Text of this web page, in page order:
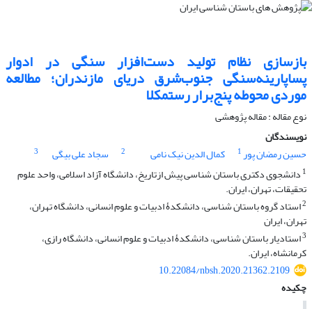
بازسازی نظام تولید دست‌افزار سنگی در ادوار
پساپارینه‌سنگی جنوب‌شرق دریای مازندران؛ مطالعه
موردی محوطه پنج‌برار رستمکلا
نوع مقاله : مقاله پژوهشی
نویسندگان
حسین رمضان پور1 کمال الدین نیک نامی 2 سجاد علی بیگی
3
1 دانشجوی دکتری باستان شناسی پیش ازتاریخ، دانشگاه آزاد اسلامی، واحد علوم
تحقیقات، تهران، ایران.
2استاد گروه باستان شناسی، دانشکدۀ ادبیات و علوم انسانی، دانشگاه تهران،
تهران، ایران
3استادیار باستان شناسی، دانشکدۀ ادبیات و علوم انسانی، دانشگاه رازی،
کرمانشاه، ایران.
10.22084/nbsh.2020.21362.2109
چکیده